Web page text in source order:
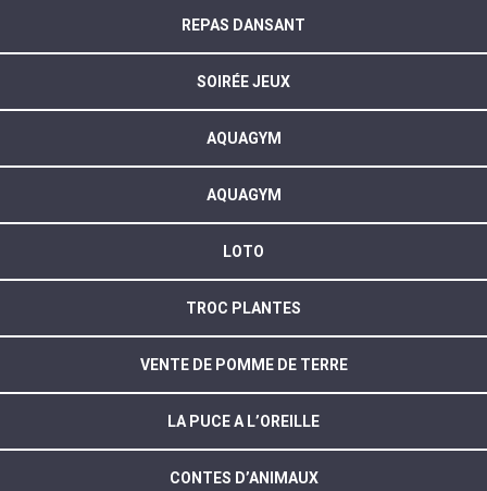
REPAS DANSANT
SOIRÉE JEUX
AQUAGYM
AQUAGYM
LOTO
TROC PLANTES
VENTE DE POMME DE TERRE
LA PUCE A L’OREILLE
CONTES D’ANIMAUX